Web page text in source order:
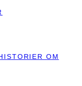
OM